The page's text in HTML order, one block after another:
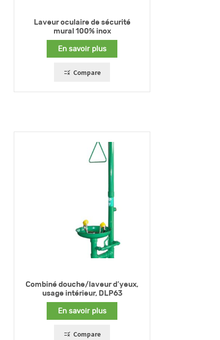
Laveur oculaire de sécurité
mural 100% inox
En savoir plus
Compare
Combiné douche/laveur d’yeux,
usage intérieur, DLP63
En savoir plus
Compare